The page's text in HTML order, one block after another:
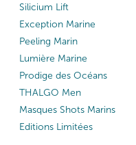
Silicium Lift
Exception Marine
Peeling Marin
Lumière Marine
Prodige des Océans
THALGO Men
Masques Shots Marins
Editions Limitées